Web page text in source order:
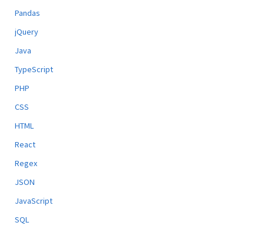
Pandas
jQuery
Java
TypeScript
PHP
CSS
HTML
React
Regex
JSON
JavaScript
SQL